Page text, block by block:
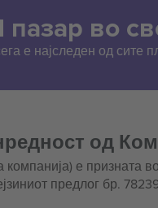
пазар во
е најследен од
од
компанија) е
предлог бр.